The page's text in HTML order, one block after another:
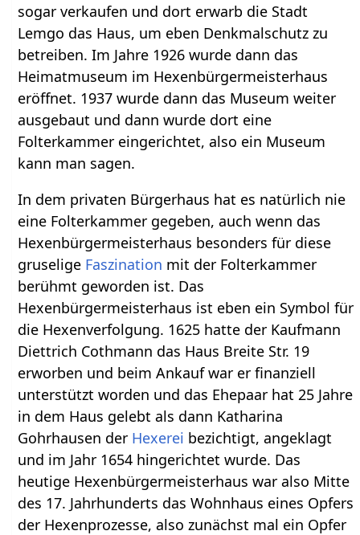
sogar verkaufen und dort erwarb die Stadt
Lemgo das Haus, um eben Denkmalschutz zu
betreiben. Im Jahre 1926 wurde dann das
Heimatmuseum im Hexenbürgermeisterhaus
eröffnet. 1937 wurde dann das Museum weiter
ausgebaut und dann wurde dort eine
Folterkammer eingerichtet, also ein Museum
kann man sagen.
In dem privaten Bürgerhaus hat es natürlich nie
eine Folterkammer gegeben, auch wenn das
Hexenbürgermeisterhaus besonders für diese
gruselige Faszination mit der Folterkammer
berühmt geworden ist. Das
Hexenbürgermeisterhaus ist eben ein Symbol für
die Hexenverfolgung. 1625 hatte der Kaufmann
Diettrich Cothmann das Haus Breite Str. 19
erworben und beim Ankauf war er finanziell
unterstützt worden und das Ehepaar hat 25 Jahre
in dem Haus gelebt als dann Katharina
Gohrhausen der Hexerei bezichtigt, angeklagt
und im Jahr 1654 hingerichtet wurde. Das
heutige Hexenbürgermeisterhaus war also Mitte
des 17. Jahrhunderts das Wohnhaus eines Opfers
der Hexenprozesse, also zunächst mal ein Opfer